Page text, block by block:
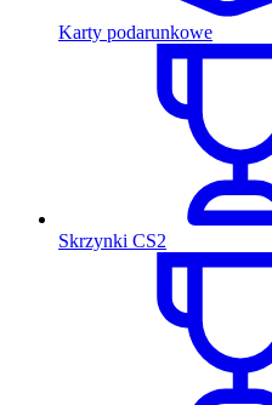
Karty podarunkowe
Skrzynki CS2